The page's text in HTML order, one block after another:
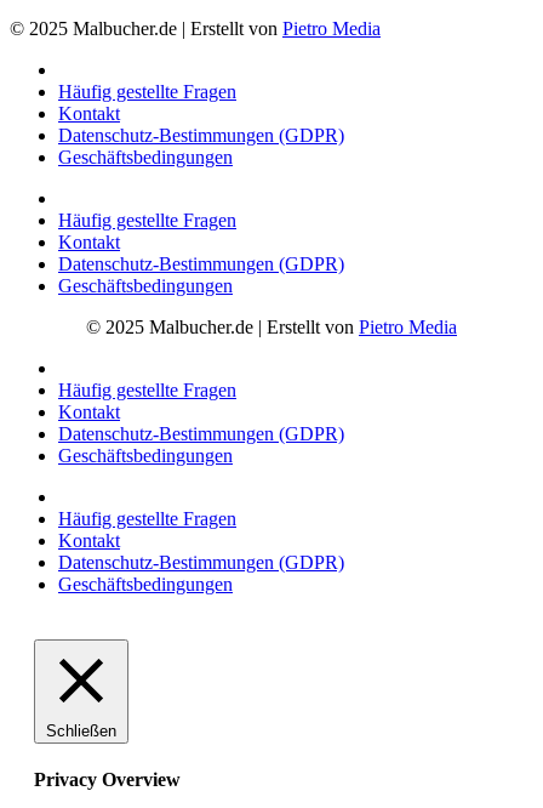
© 2025 Malbucher.de | Erstellt von Pietro Media
Häufig gestellte Fragen
Kontakt
Datenschutz-Bestimmungen (GDPR)
Geschäftsbedingungen
Häufig gestellte Fragen
Kontakt
Datenschutz-Bestimmungen (GDPR)
Geschäftsbedingungen
© 2025 Malbucher.de | Erstellt von Pietro Media
Häufig gestellte Fragen
Kontakt
Datenschutz-Bestimmungen (GDPR)
Geschäftsbedingungen
Häufig gestellte Fragen
Kontakt
Datenschutz-Bestimmungen (GDPR)
Geschäftsbedingungen
Schließen
Privacy Overview